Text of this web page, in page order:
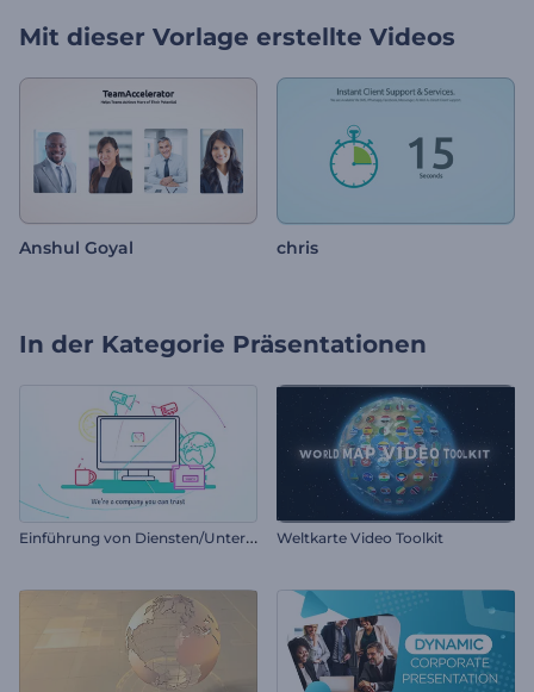
Mit dieser Vorlage erstellte Videos
Anshul Goyal chris
In der Kategorie Präsentationen
E
inführung von Diensten/Unternehmen Weltkarte Video Toolkit